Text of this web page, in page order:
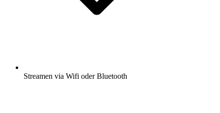
Streamen via Wifi oder Bluetooth